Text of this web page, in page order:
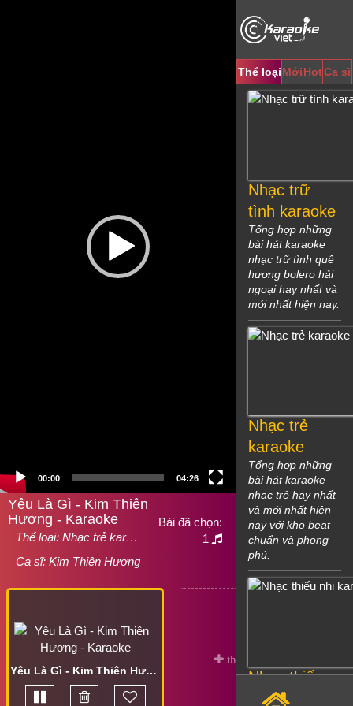
00:00 04:26
Yêu Là Gì - Kim Thiên
Hương - Karaoke
Thể loại: Nhạc trẻ kar…
Ca sĩ: Kim Thiên Hương
Bài đã chọn:
1
Yêu Là Gì - Kim Thiên Hương - Karaoke
Thể loạiMớiHotCa sĩ
Nhạc trữ
tình karaoke
Tổng hợp những
bài hát karaoke
nhạc trữ tình quê
hương bolero hải
ngoại hay nhất và
mới nhất hiện nay.
Nhạc trẻ
karaoke
Tổng hợp những
bài hát karaoke
nhạc trẻ hay nhất
và mới nhất hiện
nay với kho beat
chuẩn và phong
phú.
Nhạc thiếu
nhi karaoke